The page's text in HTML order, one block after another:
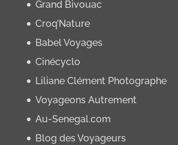
Grand Bivouac
Croq’Nature
Babel Voyages
Cinécyclo
Liliane Clément Photographe
Voyageons Autrement
Au-Senegal.com
Blog des Voyageurs